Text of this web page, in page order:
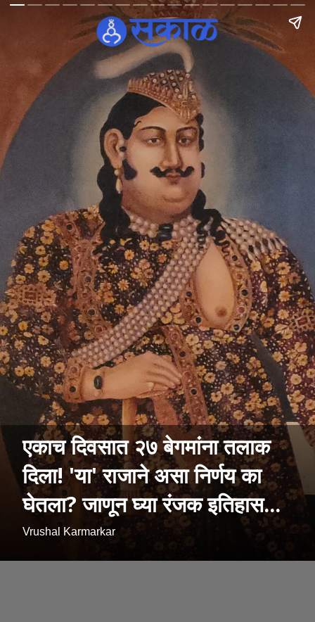
एकाच दिवसात २७ बेगमांना तलाक
दिला! 'या' राजाने असा निर्णय का
घेतला? जाणून घ्या रंजक इतिहास...
Vrushal Karmarkar